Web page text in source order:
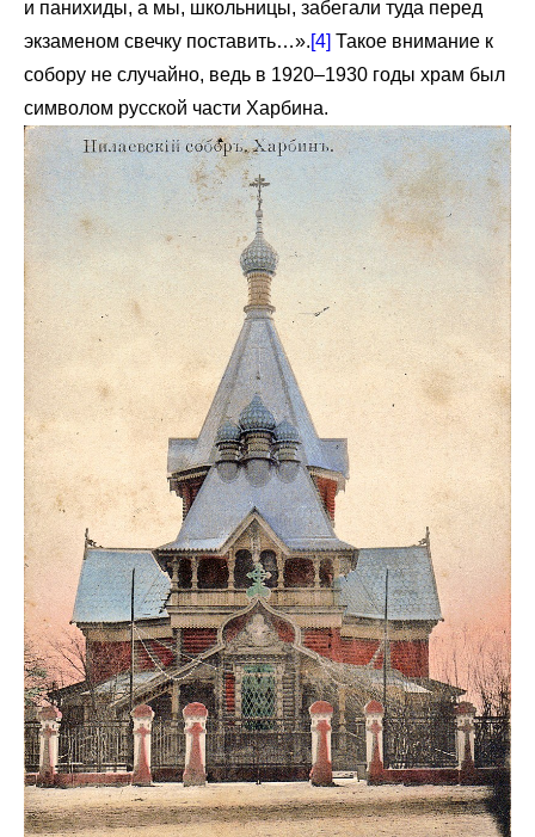
и панихиды, а мы, школьницы, забегали туда перед
экзаменом свечку поставить…».[4] Такое внимание к
собору не случайно, ведь в 1920–1930 годы храм был
символом русской части Харбина.